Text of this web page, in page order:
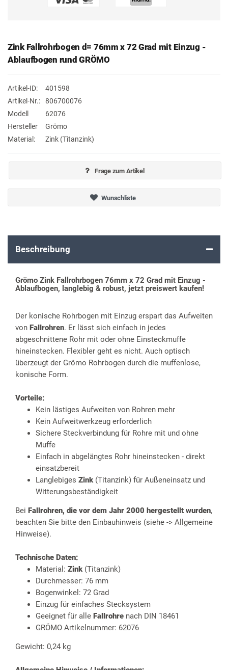
Zink Fallrohrbogen d= 76mm x 72 Grad mit Einzug -
Ablaufbogen rund GRÖMO
Artikel-ID:
401598
Artikel-Nr.:
806700076
Modell
62076
Hersteller
Grömo
Material:
Zink (Titanzink)
Frage zum Artikel
Wunschliste
Beschreibung
Grömo Zink Fallrohrbogen 76mm x 72 Grad mit Einzug -
Ablaufbogen, langlebig & robust, jetzt preiswert kaufen!
Der konische Rohrbogen mit Einzug erspart das Aufweiten
von Fallrohren. Er lässt sich einfach in jedes
abgeschnittene Rohr mit oder ohne Einsteckmuffe
hineinstecken. Flexibler geht es nicht. Auch optisch
überzeugt der Grömo Rohrbogen durch die muffenlose,
konische Form.
Vorteile:
Kein lästiges Aufweiten von Rohren mehr
Kein Aufweitwerkzeug erforderlich
Sichere Steckverbindung für Rohre mit und ohne
Muffe
Einfach in abgelängtes Rohr hineinstecken - direkt
einsatzbereit
Langlebiges Zink(Titanzink) für Außeneinsatz und
Witterungsbeständigkeit
Bei Fallrohren, die vor dem Jahr 2000 hergestellt wurden,
beachten Sie bitte den Einbauhinweis (siehe -> Allgemeine
Hinweise).
Technische Daten:
Material: Zink(Titanzink)
Durchmesser: 76 mm
Bogenwinkel: 72 Grad
Einzug für einfaches Stecksystem
Geeignet für alle Fallrohre nach DIN 18461
GRÖMO Artikelnummer: 62076
Gewicht: 0,24 kg